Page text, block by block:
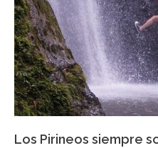
Los Pirineos siempre